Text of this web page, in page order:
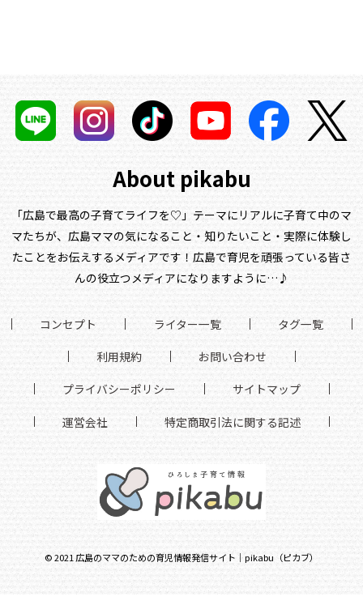
About pikabu
「広島で最高の子育てライフを♡」テーマにリアルに子育て中のマ
マたちが、 広島ママの気になること・知りたいこと・実際に体験し
たことをお伝えするメディアです！ 広島で育児を頑張っている皆さ
んの役立つメディアになりますように…♪
コンセプト ライター一覧 タグ一覧
利用規約 お問い合わせ
プライバシーポリシー サイトマップ
運営会社 特定商取引法に関する記述
©2021 広島のママのための育児情報発信サイト｜pikabu（ピカブ）